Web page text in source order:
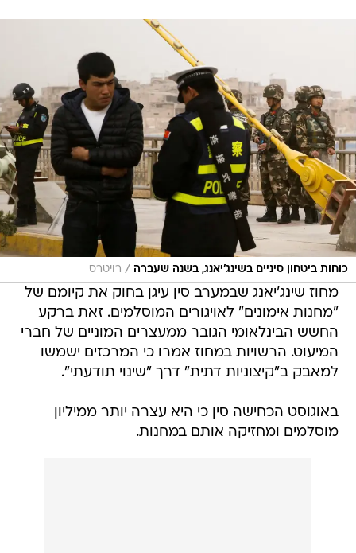
כוחות ביטחון סיניים בשינג'יאנג, בשנה שעברה / רויטרס
מחוז שינג'יאנג שבמערב סין עיגן בחוק את קיומם של
"מחנות אימונים" לאויגורים המוסלמים. זאת ברקע
החשש הבינלאומי הגובר ממעצרים המוניים של חברי
המיעוט. הרשויות במחוז אמרו כי המרכזים ישמשו
למאבק ב"קיצוניות דתית" דרך "שינוי תודעתי".
באוגוסט הכחישה סין כי היא עצרה יותר ממיליון
מוסלמים ומחזיקה אותם במחנות.